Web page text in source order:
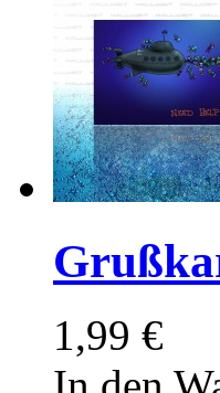
1,99 €